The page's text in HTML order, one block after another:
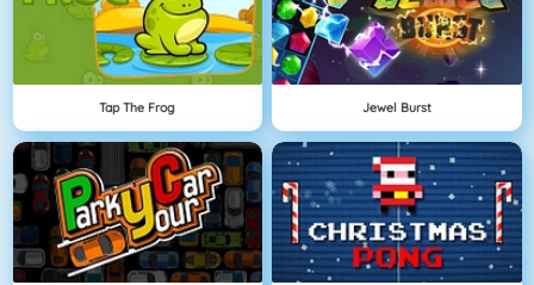
Tap The Frog Jewel Burst